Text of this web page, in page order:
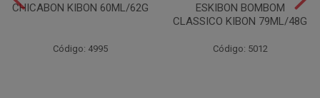
CHICABON KIBON 60ML/62G
Código: 4995
ESKIBON BOMBOM
CLASSICO KIBON 79ML/48G
Código: 5012